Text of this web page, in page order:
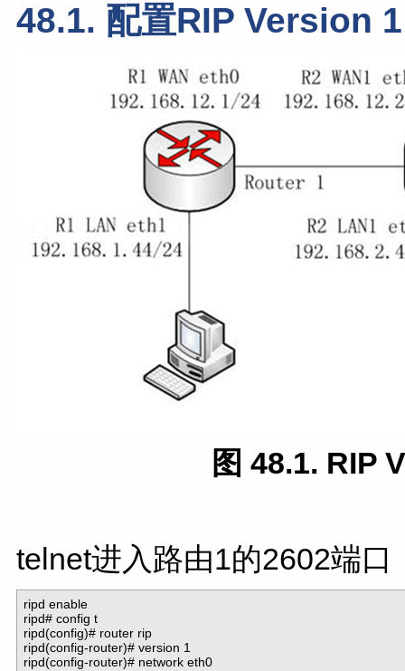
48.1. 配置RIP Version 1
图 48.1. RIP
telnet进入路由1的2602端
ripd enable
ripd# config t
ripd(config)# router rip
ripd(config-router)# version 1
ripd(config-router)# network eth0